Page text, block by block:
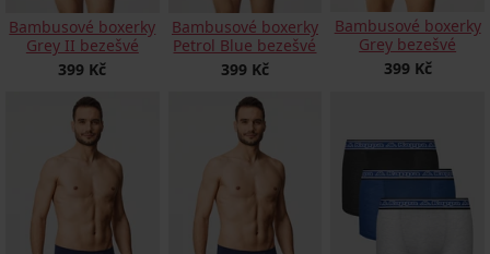
Bambusové boxerky
Grey II bezešvé
399 Kč
Bambusové boxerky
Petrol Blue bezešvé
399 Kč
Bambusové boxerky
Grey bezešvé
399 Kč